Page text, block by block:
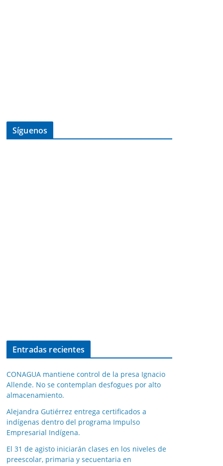
Síguenos
Entradas recientes
CONAGUA mantiene control de la presa Ignacio
Allende. No se contemplan desfogues por alto
almacenamiento.
Alejandra Gutiérrez entrega certificados a
indígenas dentro del programa Impulso
Empresarial Indígena.
El 31 de agisto iniciarán clases en los niveles de
preescolar, primaria y secuentaria en